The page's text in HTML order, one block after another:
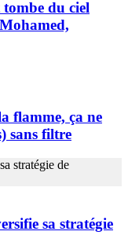
du ciel
flamme, ça ne
sans filtre
sa stratégie